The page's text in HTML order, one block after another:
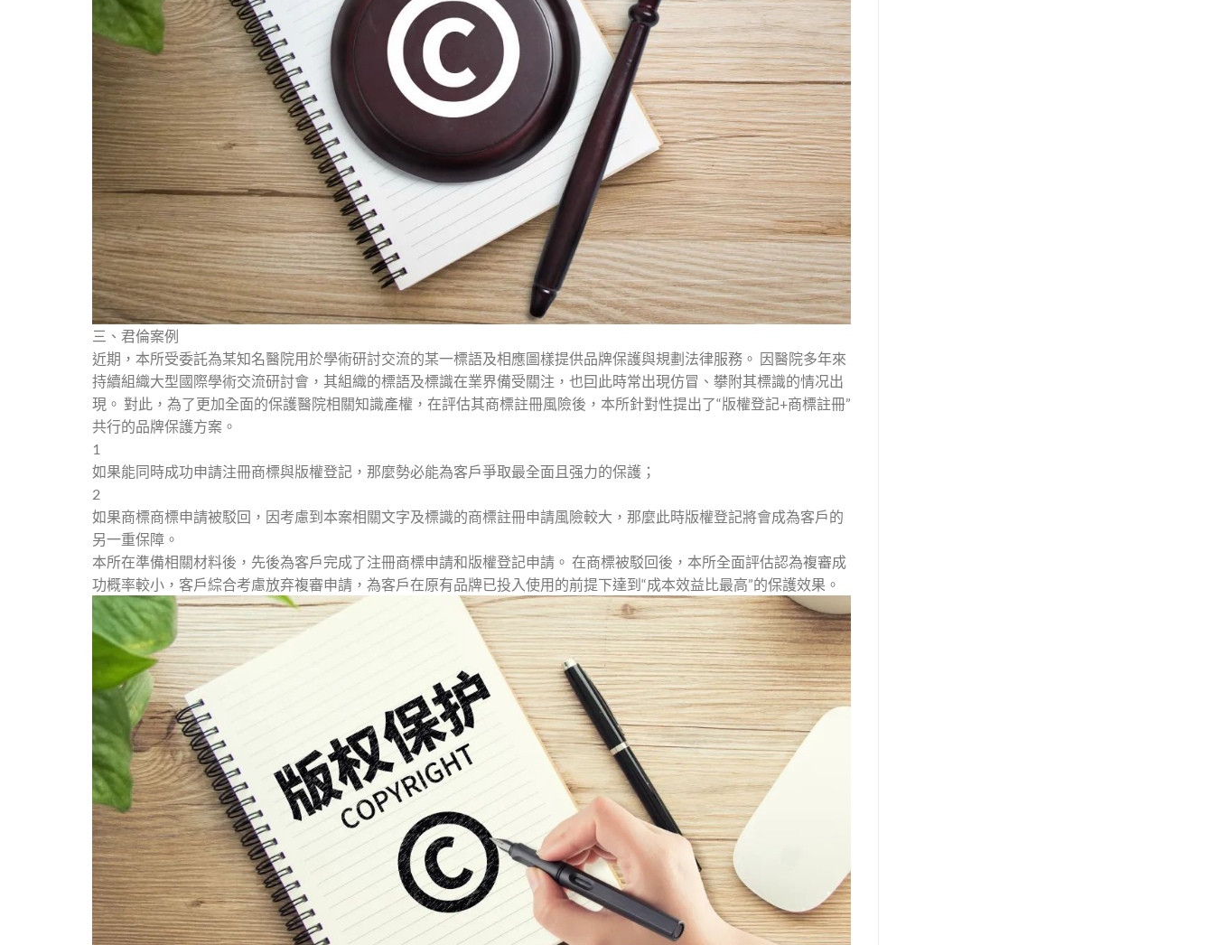
三、君倫案例
近期，本所受委託為某知名醫院用於學術研討交流的某一標語及相應圖樣提供品牌保護與規劃法律服務。 因醫院多年來
持續組織大型國際學術交流研討會，其組織的標語及標識在業界備受關注，也囙此時常出現仿冒、攀附其標識的情况出
現。 對此，為了更加全面的保護醫院相關知識產權，在評估其商標註冊風險後，本所針對性提出了“版權登記+商標註冊”
共行的品牌保護方案。
1
如果能同時成功申請注冊商標與版權登記，那麼勢必能為客戶爭取最全面且强力的保護；
2
如果商標商標申請被駁回，因考慮到本案相關文字及標識的商標註冊申請風險較大，那麼此時版權登記將會成為客戶的
另一重保障。
本所在準備相關材料後，先後為客戶完成了注冊商標申請和版權登記申請。 在商標被駁回後，本所全面評估認為複審成
功概率較小，客戶綜合考慮放弃複審申請，為客戶在原有品牌已投入使用的前提下達到“成本效益比最高”的保護效果。